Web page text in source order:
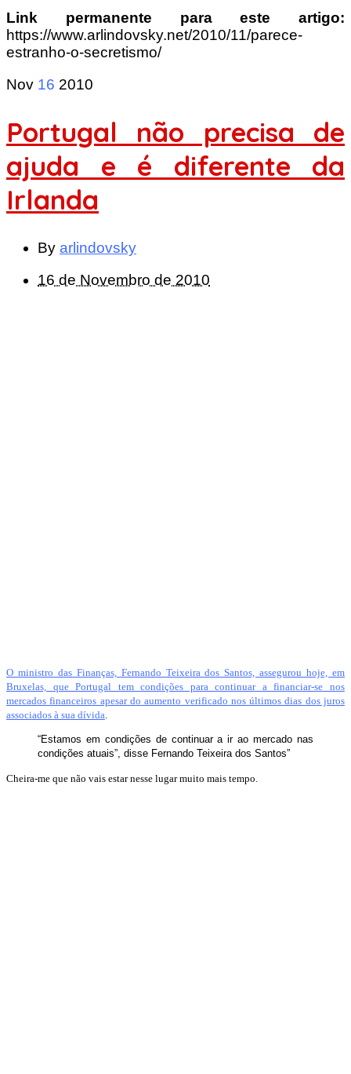
Link permanente para este artigo:
https://www.arlindovsky.net/2010/11/parece-
estranho-o-secretismo/
Nov 16 2010
Portugal não precisa de
ajuda e é diferente da
Irlanda
By arlindovsky
16 de Novembro de 2010
O ministro das Finanças, Fernando Teixeira dos Santos, assegurou hoje, em
Bruxelas, que Portugal tem condições para continuar a financiar-se nos
mercados financeiros apesar do aumento verificado nos últimos dias dos juros
associados à sua dívida.
“Estamos em condições de continuar a ir ao mercado nas
condições atuais”, disse Fernando Teixeira dos Santos”
Cheira-me que não vais estar nesse lugar muito mais tempo.